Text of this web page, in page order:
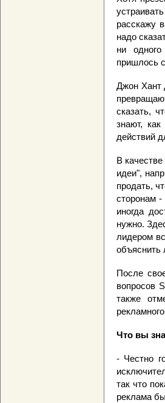
расскажу
надо
ни
пришлось
Джон Хант
сказать,
знают,
действий
В
идеи",
продать,
сторонам
иногда
нужно.
лидером
объяснить
После
вопросов
также
Что вы
- Честно
так что
реклама